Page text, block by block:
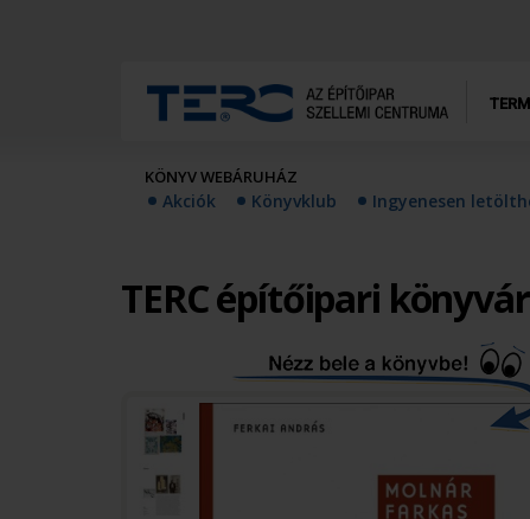
KÖNYV WEBÁRUHÁZ
Akciók Könyvklub Ingyenesen
TERC építőipari